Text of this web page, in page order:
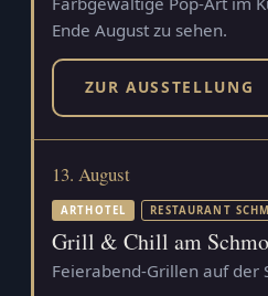
Ende August zu sehen.
ZUR AUSSTELLUNG
13. August
ARTHOTEL RESTAURANT
Grill & Chill am
Feierabend-Grillen auf der